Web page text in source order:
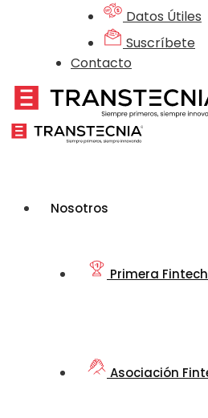
Datos Útiles
Suscríbete
Contacto
Nosotros
Primera
Asociación